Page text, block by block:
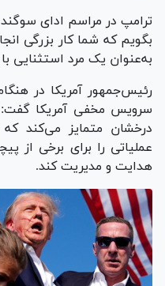
ترامپ در مراسم ادای
بگویم که شما کار بزرگی
به‌عنوان یک مرد استثنایی
رئیس‌جمهور آمریکا در
سرویس مخفی آمریکا گفت:
درخشان متمایز می‌کند
عملیاتی را برای برخی از
هدایت و مدیریت کند.